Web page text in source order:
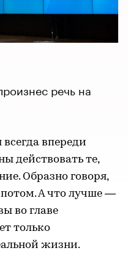
речь на
впереди
действовать те,
Образно говоря,
потом. А что лучше —
во главе
только
жизни.